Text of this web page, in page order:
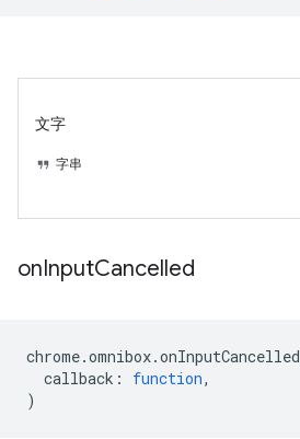
文字
字串
onInputCancelled
chrome.omnibox.onInputCancelled
callback : function,
)